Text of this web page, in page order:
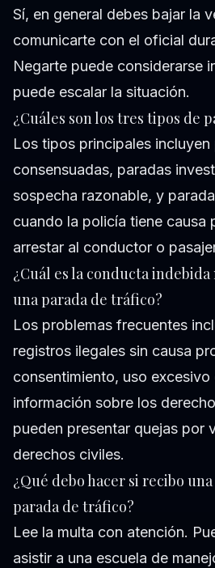
Sí, en general debes bajar la
comunicarte con el oficial
Negarte puede considerarse
puede escalar la situación.
¿Cuáles son los tres tipos de
Los tipos principales incluyen
consensuadas, paradas
sospecha razonable, y
cuando la policía tiene causa
arrestar al conductor o
¿Cuál es la conducta
una parada de tráfico?
Los problemas frecuentes
registros ilegales sin causa
consentimiento, uso
información sobre los
pueden presentar quejas por
derechos civiles.
¿Qué debo hacer si recibo
parada de tráfico?
Lee la multa con atención.
asistir a una escuela de